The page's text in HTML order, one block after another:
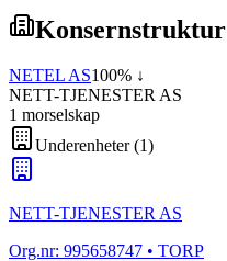
Konsernstruktur
NETEL AS100% ↓
NETT-TJENESTER AS
1 morselskap
Underenheter(1)
NETT-TJENESTER AS
Org.nr: 995658747 • TORP